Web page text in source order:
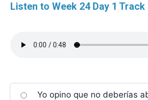
Listen to Week 24 Day 1 Track
Yo opino que no deberías